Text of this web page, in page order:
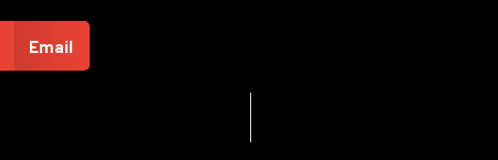
Email